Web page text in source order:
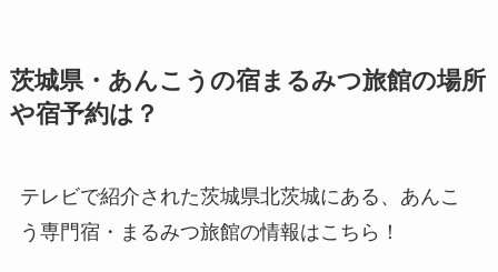
茨城県・あんこうの宿まるみつ旅館の場所
や宿予約は？
テレビで紹介された茨城県北茨城にある、あんこ
う専門宿・まるみつ旅館の情報はこちら！